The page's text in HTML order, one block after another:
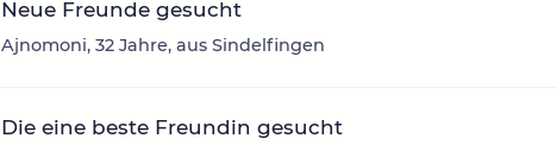
Neue Freunde gesucht
Ajnomoni, 32 Jahre, aus Sindelfingen
Die eine beste Freundin gesucht